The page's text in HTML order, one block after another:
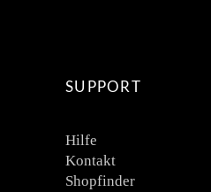
SUPPORT
Hilfe
Kontakt
Shopfinder